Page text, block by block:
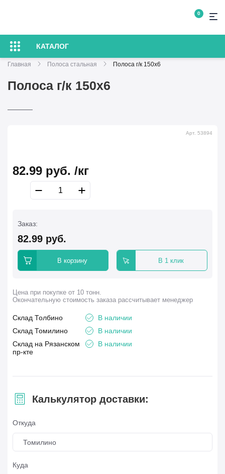
0
КАТАЛОГ
Главная Полоса стальная Полоса г/к 150х6
Полоса г/к 150х6
Арт. 53894
82.99 руб. /кг
Заказ:
82.99 руб.
В корзину В 1 клик
Цена при покупке от 10 тонн.
Окончательную стоимость заказа рассчитывает менеджер
Склад Толбино
В наличии
Склад Томилино
В наличии
Склад на Рязанском
пр-кте
В наличии
Калькулятор доставки:
Откуда
Томилино
Куда